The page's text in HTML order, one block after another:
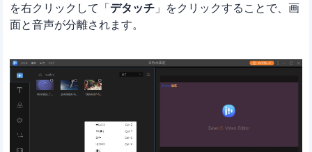
を右クリックして「デタッチ 」をクリックすることで、画
面と音声が分離されます。